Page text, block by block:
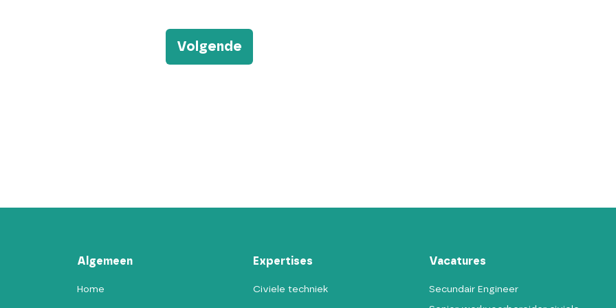
Algemeen
Home
Expertises
Civiele techniek
Vacatures
Secundair Engineer